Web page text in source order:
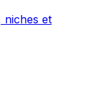
niches et